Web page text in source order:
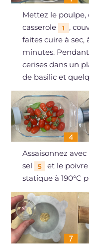
Mettez le poulpe,
casserole
1 ,
faites cuire à
minutes.
cerises dans un
de basilic et
Assaisonnez
sel
5 et le poivre
statique à 190°C